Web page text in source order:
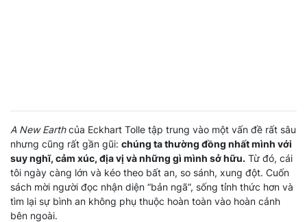
A New Earthcủa Eckhart Tolle tập trung vào một vấn đề rất sâu
nhưng cũng rất gần gũi: chúng ta thường đồng nhất mình với
suy nghĩ, cảm xúc, địa vị và những gì mình sở hữu. Từ đó, cái
tôi ngày càng lớn và kéo theo bất an, so sánh, xung đột. Cuốn
sách mời người đọc nhận diện “bản ngã”, sống tỉnh thức hơn và
tìm lại sự bình an không phụ thuộc hoàn toàn vào hoàn cảnh
bên ngoài.